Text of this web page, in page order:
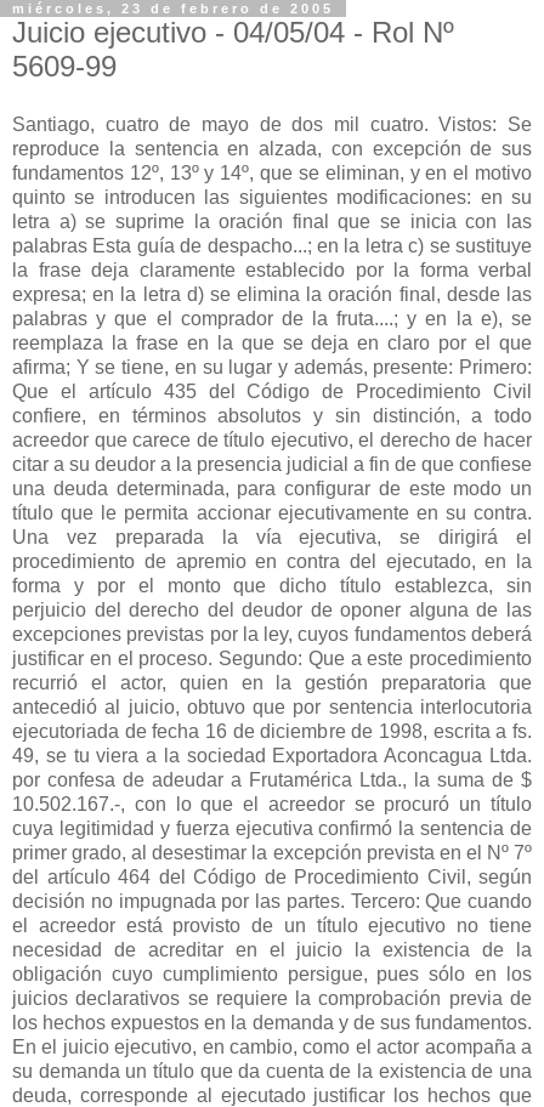
miércoles, 23 de febrero de 2005
Juicio ejecutivo - 04/05/04 - Rol Nº
5609-99
Santiago, cuatro de mayo de dos mil cuatro. Vistos: Se
reproduce la sentencia en alzada, con excepción de sus
fundamentos 12º, 13º y 14º, que se eliminan, y en el motivo
quinto se introducen las siguientes modificaciones: en su
letra a) se suprime la oración final que se inicia con las
palabras Esta guía de despacho...; en la letra c) se sustituye
la frase deja claramente establecido por la forma verbal
expresa; en la letra d) se elimina la oración final, desde las
palabras y que el comprador de la fruta....; y en la e), se
reemplaza la frase en la que se deja en claro por el que
afirma; Y se tiene, en su lugar y además, presente: Primero:
Que el artículo 435 del Código de Procedimiento Civil
confiere, en términos absolutos y sin distinción, a todo
acreedor que carece de título ejecutivo, el derecho de hacer
citar a su deudor a la presencia judicial a fin de que confiese
una deuda determinada, para configurar de este modo un
título que le permita accionar ejecutivamente en su contra.
Una vez preparada la vía ejecutiva, se dirigirá el
procedimiento de apremio en contra del ejecutado, en la
forma y por el monto que dicho título establezca, sin
perjuicio del derecho del deudor de oponer alguna de las
excepciones previstas por la ley, cuyos fundamentos deberá
justificar en el proceso. Segundo: Que a este procedimiento
recurrió el actor, quien en la gestión preparatoria que
antecedió al juicio, obtuvo que por sentencia interlocutoria
ejecutoriada de fecha 16 de diciembre de 1998, escrita a fs.
49, se tu viera a la sociedad Exportadora Aconcagua Ltda.
por confesa de adeudar a Frutamérica Ltda., la suma de $
10.502.167.-, con lo que el acreedor se procuró un título
cuya legitimidad y fuerza ejecutiva confirmó la sentencia de
primer grado, al desestimar la excepción prevista en el Nº 7º
del artículo 464 del Código de Procedimiento Civil, según
decisión no impugnada por las partes. Tercero: Que cuando
el acreedor está provisto de un título ejecutivo no tiene
necesidad de acreditar en el juicio la existencia de la
obligación cuyo cumplimiento persigue, pues sólo en los
juicios declarativos se requiere la comprobación previa de
los hechos expuestos en la demanda y de sus fundamentos.
En el juicio ejecutivo, en cambio, como el actor acompaña a
su demanda un título que da cuenta de la existencia de una
deuda, corresponde al ejecutado justificar los hechos que